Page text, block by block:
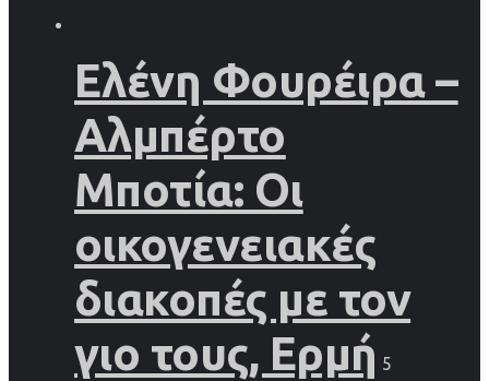
Ελένη Φουρέιρα –
Αλμπέρτο
Μποτία: Οι
οικογενειακές
διακοπές με τον
γιο τους, Ερμή 5